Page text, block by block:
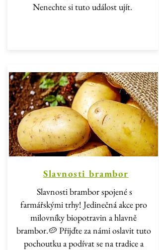
Nenechte si tuto událost ujít.
Slavnosti brambor
Slavnosti brambor spojené s
farmářskými trhy! Jedinečná akce pro
milovníky biopotravin a hlavně
brambor.🥔 Přijďte za námi oslavit tuto
pochoutku a podívat se na tradice a